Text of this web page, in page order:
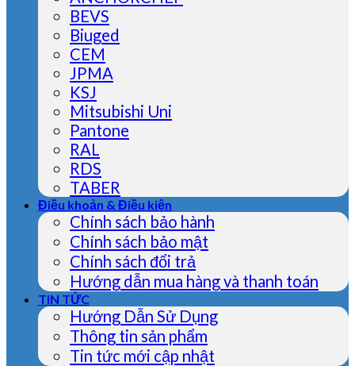
BEVS
Biuged
CEM
JPMA
KSJ
Mitsubishi Uni
Pantone
RAL
RDS
TABER
Điều khoản & Điều kiện
Chính sách bảo hành
Chính sách bảo mật
Chính sách đổi trả
Hướng dẫn mua hàng và thanh toán
TIN TỨC
Hướng Dẫn Sử Dụng
Thông tin sản phẩm
Tin tức mới cập nhật